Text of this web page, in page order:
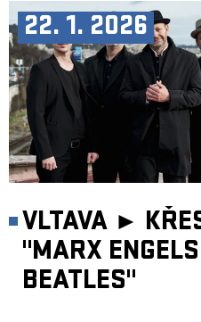
22. 1. 2026
VLTAVA ►
"MARX ENGELS
BEATLES"